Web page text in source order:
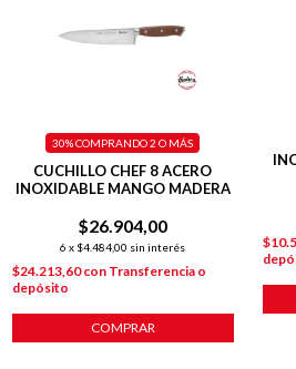
CUCHILLO CHEF 8 ACERO
INOXIDABLE MANGO MADERA
$26.904,00
6 x $4.484,00 sin interés
30%COMPRANDO 2 O MÁS
$24.213,60con Transferencia o
depósito
COMPRAR